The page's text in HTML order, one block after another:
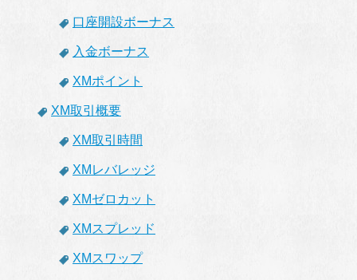
口座開設ボーナス
入金ボーナス
XMポイント
XM取引概要
XM取引時間
XMレバレッジ
XMゼロカット
XMスプレッド
XMスワップ